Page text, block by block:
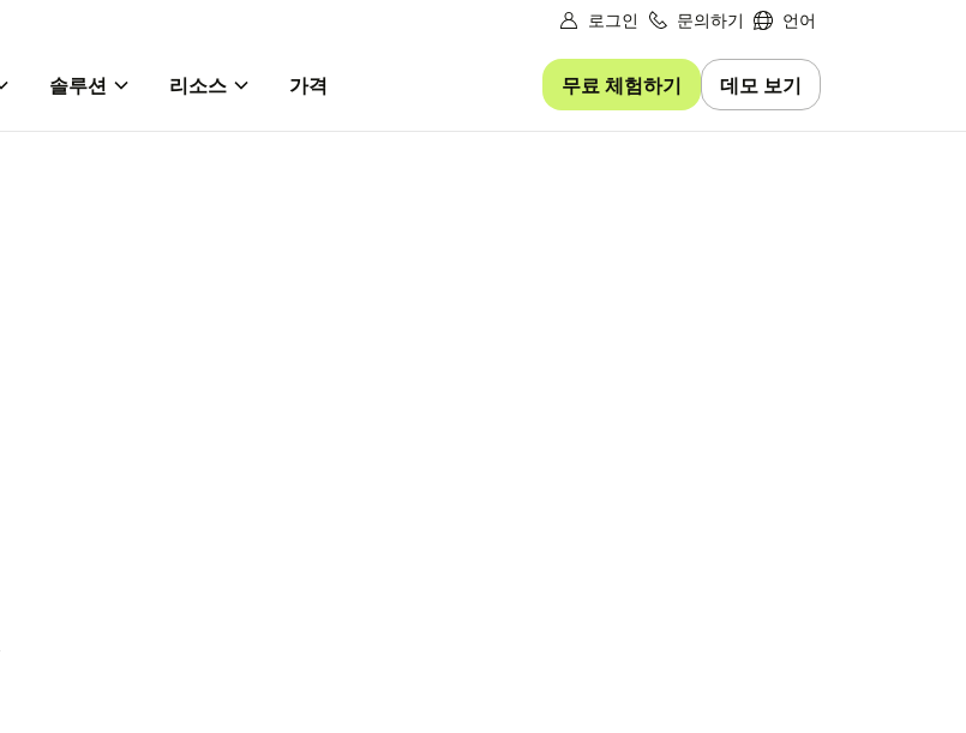
로그인 문의하기 언어
솔루션 리소스 가격 무료 체험하기 데모 보기